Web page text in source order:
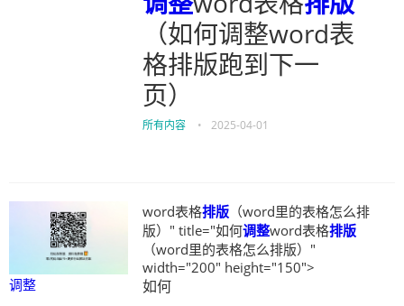
（如何调整word表
格排版跑到下一
页）
所有内容 • 2025-04-01
调整
word表格排版 （word里的表格怎么排
版）" title="如何调整word表格排版
（word里的表格怎么排版）"
width="200" height="150">
如何